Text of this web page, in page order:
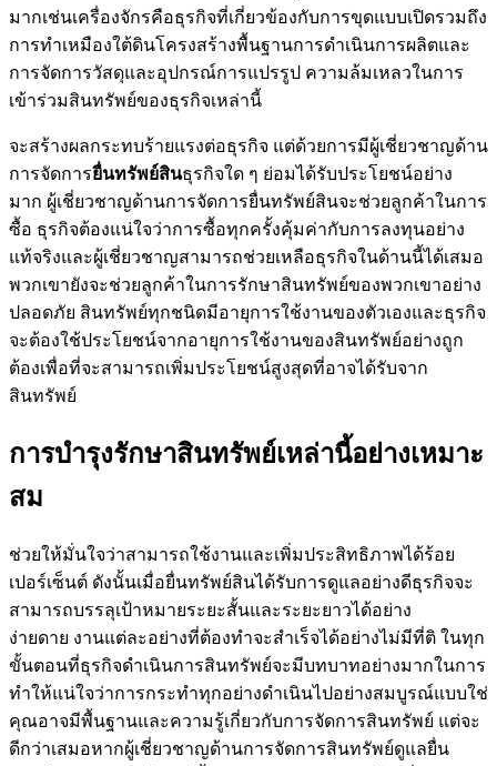
มากเช่นเครื่องจักรคือธุรกิจที่เกี่ยวข้องกับการขุดแบบเปิดรวมถึง
การทำเหมืองใต้ดินโครงสร้างพื้นฐานการดำเนินการผลิตและ
การจัดการวัสดุและอุปกรณ์การแปรรูป ความล้มเหลวในการ
เข้าร่วมสินทรัพย์ของธุรกิจเหล่านี้
จะสร้างผลกระทบร้ายแรงต่อธุรกิจ แต่ด้วยการมีผู้เชี่ยวชาญด้าน
การจัดการยื่นทรัพย์สินธุรกิจใด ๆ ย่อมได้รับประโยชน์อย่าง
มาก ผู้เชี่ยวชาญด้านการจัดการยื่นทรัพย์สินจะช่วยลูกค้าในการ
ซื้อ ธุรกิจต้องแน่ใจว่าการซื้อทุกครั้งคุ้มค่ากับการลงทุนอย่าง
แท้จริงและผู้เชี่ยวชาญสามารถช่วยเหลือธุรกิจในด้านนี้ได้เสมอ
พวกเขายังจะช่วยลูกค้าในการรักษาสินทรัพย์ของพวกเขาอย่าง
ปลอดภัย สินทรัพย์ทุกชนิดมีอายุการใช้งานของตัวเองและธุรกิจ
จะต้องใช้ประโยชน์จากอายุการใช้งานของสินทรัพย์อย่างถูก
ต้องเพื่อที่จะสามารถเพิ่มประโยชน์สูงสุดที่อาจได้รับจาก
สินทรัพย์
การบำรุงรักษาสินทรัพย์เหล่านี้อย่างเหมาะ
สม
ช่วยให้มั่นใจว่าสามารถใช้งานและเพิ่มประสิทธิภาพได้ร้อย
เปอร์เซ็นต์ ดังนั้นเมื่อยื่นทรัพย์สินได้รับการดูแลอย่างดีธุรกิจจะ
สามารถบรรลุเป้าหมายระยะสั้นและระยะยาวได้อย่าง
ง่ายดาย งานแต่ละอย่างที่ต้องทำจะสำเร็จได้อย่างไม่มีที่ติ ในทุก
ขั้นตอนที่ธุรกิจดำเนินการสินทรัพย์จะมีบทบาทอย่างมากในการ
ทำให้แน่ใจว่าการกระทำทุกอย่างดำเนินไปอย่างสมบูรณ์แบบใช่
คุณอาจมีพื้นฐานและความรู้เกี่ยวกับการจัดการสินทรัพย์ แต่จะ
ดีกว่าเสมอหากผู้เชี่ยวชาญด้านการจัดการสินทรัพย์ดูแลยื่น